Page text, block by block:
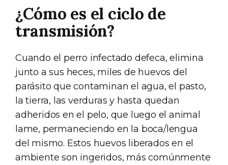
¿Cómo es el ciclo de
transmisión?
Cuando el perro infectado defeca, elimina
junto a sus heces, miles de huevos del
parásito que contaminan el agua, el pasto,
la tierra, las verduras y hasta quedan
adheridos en el pelo, que luego el animal
lame, permaneciendo en la boca/lengua
del mismo. Estos huevos liberados en el
ambiente son ingeridos, más comúnmente